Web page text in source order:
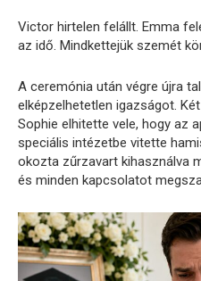
Victor hirtelen felállt. Emma
az idő. Mindkettejük szemét
A ceremónia után végre újra
elképzelhetetlen igazságot.
Sophie elhitette vele, hogy az
speciális intézetbe vitette
okozta zűrzavart kihasználva
és minden kapcsolatot